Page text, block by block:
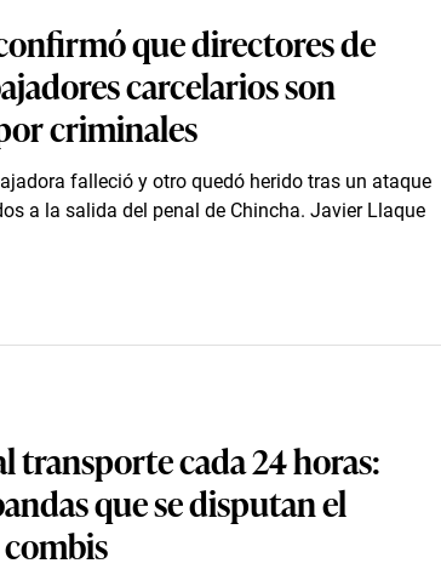
que directores de
carcelarios son
criminales
falleció y otro quedó herido tras un ataque
a la salida del penal de Chincha. Javier Llaque
transporte cada 24 horas:
que se disputan el